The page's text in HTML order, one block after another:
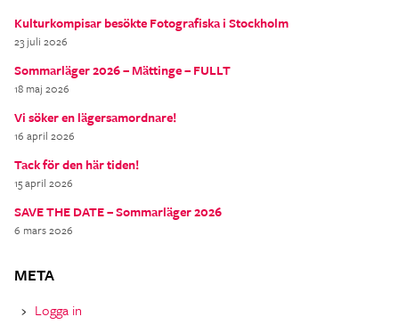
Kulturkompisar besökte Fotografiska i Stockholm
23 juli 2026
Sommarläger 2026 – Mättinge – FULLT
18 maj 2026
Vi söker en lägersamordnare!
16 april 2026
Tack för den här tiden!
15 april 2026
SAVE THE DATE – Sommarläger 2026
6 mars 2026
META
Logga in